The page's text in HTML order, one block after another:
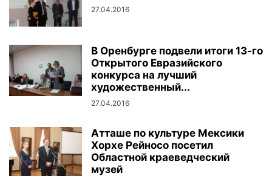
27.04.2016
В Оренбурге подвели итоги 13-го
Открытого Евразийского
конкурса на лучший
художественный...
27.04.2016
Атташе по культуре Мексики
Хорхе Рейносо посетил
Областной краеведческий
музей